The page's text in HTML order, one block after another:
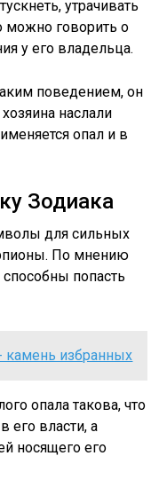
утрачивать
можно говорить о
у его владельца.
поведением, он
наслали
опал и в
Зодиака
для сильных
По мнению
способны попасть
камень избранных
опала такова, что
его власти, а
носящего его